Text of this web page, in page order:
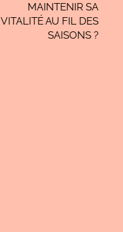
MAINTENIR SA
VITALITÉ AU FIL DES
SAISONS ?